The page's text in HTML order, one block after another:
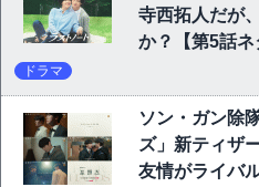
寺西拓人だが
か？【第5話ネ
ドラマ
ソン・ガン除
ズ」新ティザ
友情がライバ